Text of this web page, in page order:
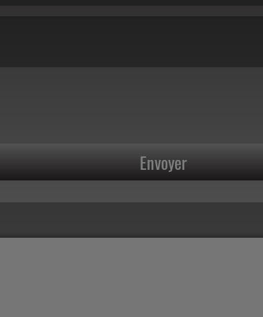
Envoyer